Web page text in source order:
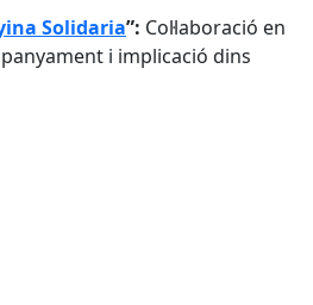
Solidaria”: Col·laboració en
i implicació dins